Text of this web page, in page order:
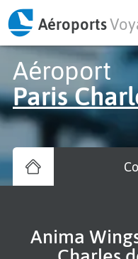
Aéroports
Aéroport
Paris
Anima Wings à l'aéroport Paris